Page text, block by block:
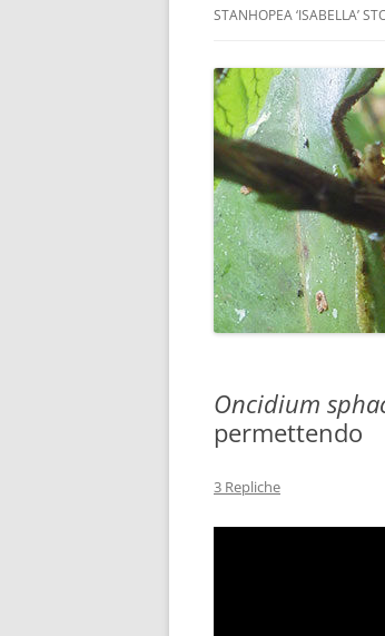
LA SERRA DI GUIDO
STANHOPEA ‘ISABELLA’
Oncidium
permettendo
3 Repliche